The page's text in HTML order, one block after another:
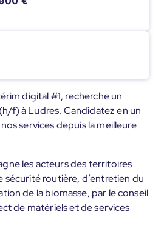
digital #1, recherche un
f) à Ludres. Candidatez en un
services depuis la meilleure
les acteurs des territoires
sécurité routière, d’entretien du
de la biomasse, par le conseil
de matériels et de services